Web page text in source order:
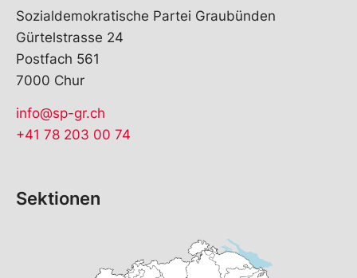
Sozialdemokratische Partei Graubünden
Gürtelstrasse 24
Postfach 561
7000 Chur
info@sp-gr.ch
+41 78 203 00 74
Sektionen